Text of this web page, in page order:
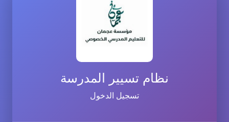
نظام تسيير المدرسة
تسجيل الدخول